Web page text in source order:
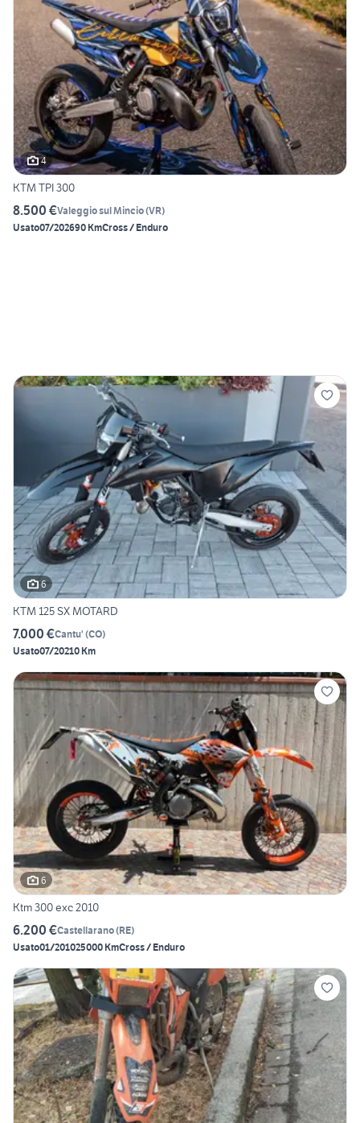
4
KTM TPI 300
8.500 €Valeggio sul Mincio(VR)
Usato07/202690 KmCross / Enduro
6
KTM 125 SX MOTARD
7.000 €Cantu' (CO)
Usato07/20210 Km
6
Ktm 300 exc 2010
6.200 €Castellarano(RE)
Usato01/201025000 KmCross / Enduro